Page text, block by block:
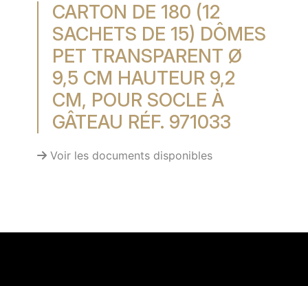
CARTON DE 180 (12
SACHETS DE 15) DÔMES
PET TRANSPARENT Ø
9,5 CM HAUTEUR 9,2
CM, POUR SOCLE À
GÂTEAU RÉF. 971033
Voir les documents disponibles